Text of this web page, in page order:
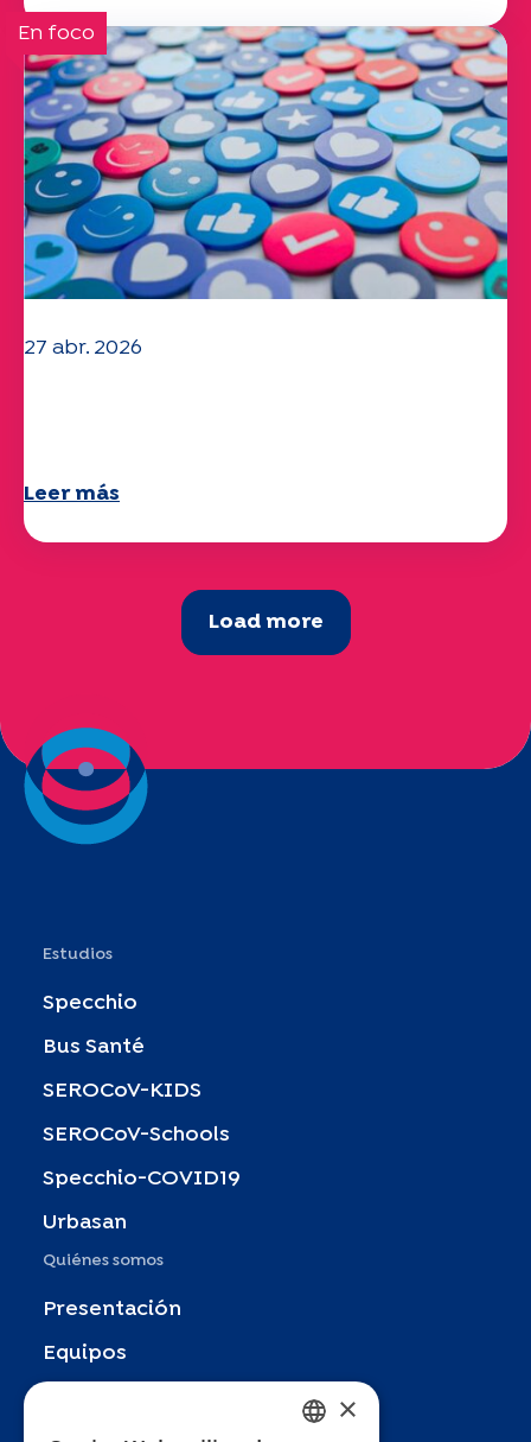
En foco
27 abr. 2026
Leer más
Load more
Estudios
Specchio
Bus Santé
SEROCoV-KIDS
SEROCoV-Schools
Specchio-COVID19
Urbasan
Quiénes somos
Presentación
Equipos
×